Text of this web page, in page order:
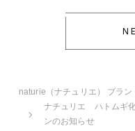
naturie（ナチュリエ） ブラン
ナチュリエ ハトムギ
ンのお知らせ